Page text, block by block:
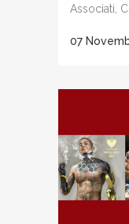
Associati,
07